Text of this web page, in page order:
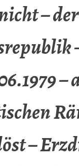
– der
–
–